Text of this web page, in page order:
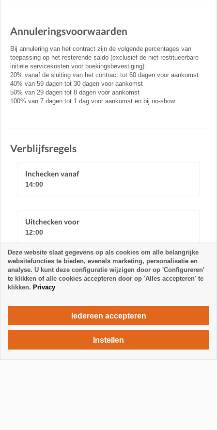
Annuleringsvoorwaarden
Bij annulering van het contract zijn de volgende percentages van
toepassing op het resterende saldo (exclusief de niet-restitueerbare
initiële servicekosten voor boekingsbevestiging):
20% vanaf de sluiting van het contract tot 60 dagen voor aankomst
40% van 59 dagen tot 30 dagen voor aankomst
50% van 29 dagen tot 8 dagen voor aankomst
100% van 7 dagen tot 1 dag voor aankomst en bij no-show
Verblijfsregels
Inchecken vanaf
14:00
Uitchecken voor
12:00
Tijd volgens lokale Canarische Eilanden
560 €/ week
Deze website slaat gegevens op als cookies om alle belangrijke
websitefuncties te bieden, evenals marketing, personalisatie en
analyse. U kunt deze configuratie wijzigen door op 'Configureren'
te klikken of alle cookies accepteren door op 'Alles accepteren' te
klikken. Privacy
Iedereen accepteren
Instellen